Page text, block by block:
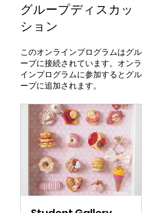
グループディスカッ
ション
このオンラインプログラムはグル
ープに接続されています。オンラ
インプログラムに参加するとグル
ープに追加されます。